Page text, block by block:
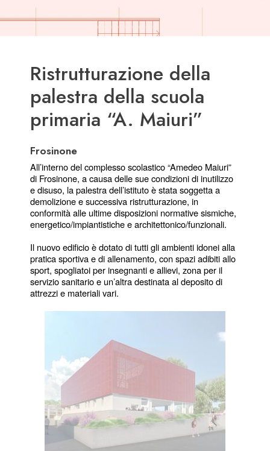
Ristrutturazione della
palestra della scuola
primaria “A. Maiuri”
Frosinone
All’interno del complesso scolastico “Amedeo Maiuri”
di Frosinone, a causa delle sue condizioni di inutilizzo
e disuso, la palestra dell’istituto è stata soggetta a
demolizione e successiva ristrutturazione, in
energetico/impiantistiche e architettonico/funzionali.
Il nuovo edificio è dotato di tutti gli ambienti idonei alla
pratica sportiva e di allenamento, con spazi adibiti allo
sport, spogliatoi per insegnanti e allievi, zona per il
servizio sanitario e un’altra destinata al deposito di
attrezzi e materiali vari.